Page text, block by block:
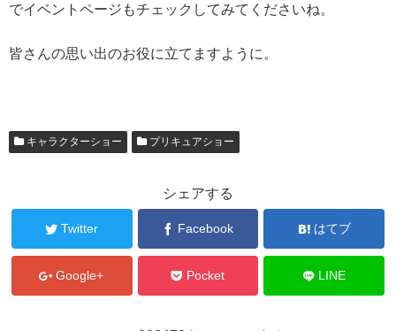
でイベントページもチェックしてみてくださいね。
皆さんの思い出のお役に立てますように。
キャラクターショー プリキュアショー
シェアする
Twitter Facebook はてブ
Google+ Pocket LINE